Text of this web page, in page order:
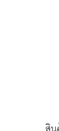
สินค้า